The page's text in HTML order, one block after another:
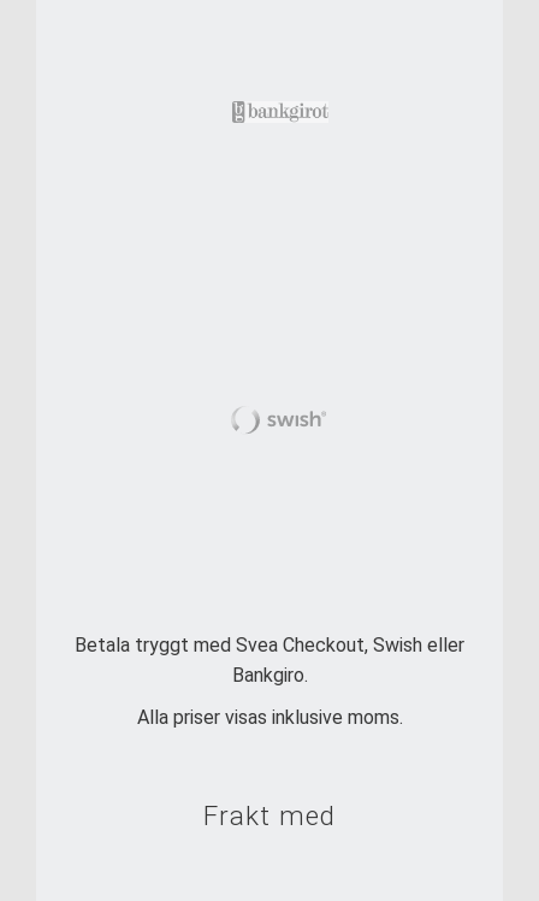
Betala tryggt med Svea Checkout, Swish eller
Bankgiro.
Alla priser visas inklusive moms.
Frakt med